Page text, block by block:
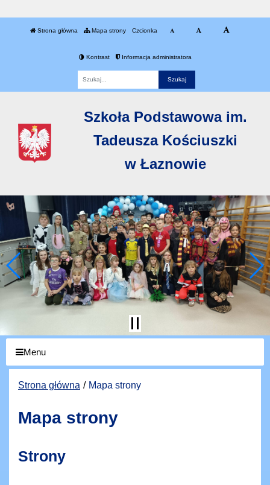
Strona główna Mapa strony Czcionka
Kontrast Informacja administratora
Szkoła Podstawowa im.
Tadeusza Kościuszki
w Łaznowie
Menu
Strona główna Mapa strony
Mapa strony
Strony